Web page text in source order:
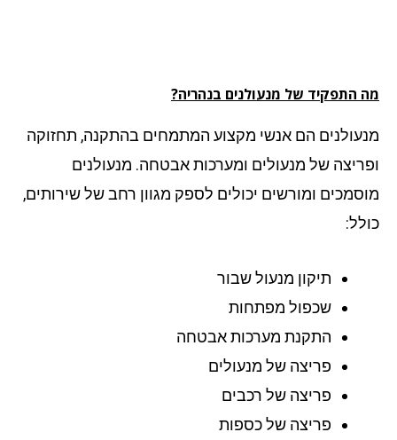
התפקיד של מנעולנים בנהריה?
הם אנשי מקצוע המתמחים בהתקנה, תחזוקה
של מנעולים ומערכות אבטחה. מנעולנים
ומורשים יכולים לספק מגוון רחב של שירותים,
תיקון מנעול שבור
שכפול מפתחות
התקנת מערכות אבטחה
פריצה של מנעולים
פריצה של רכבים
פריצה של כספות